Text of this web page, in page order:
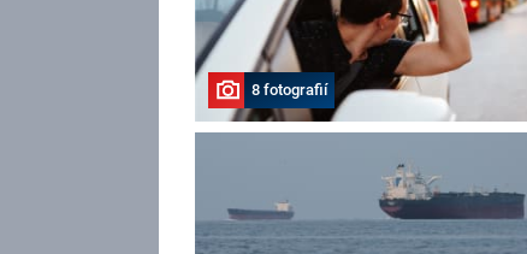
8 fotografií